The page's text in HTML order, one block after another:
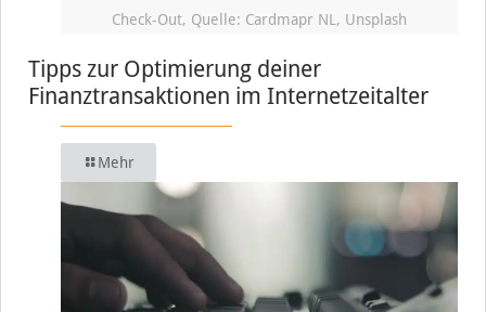
Check-Out, Quelle: Cardmapr NL, Unsplash
Tipps zur Optimierung deiner
Finanztransaktionen im Internetzeitalter
Mehr